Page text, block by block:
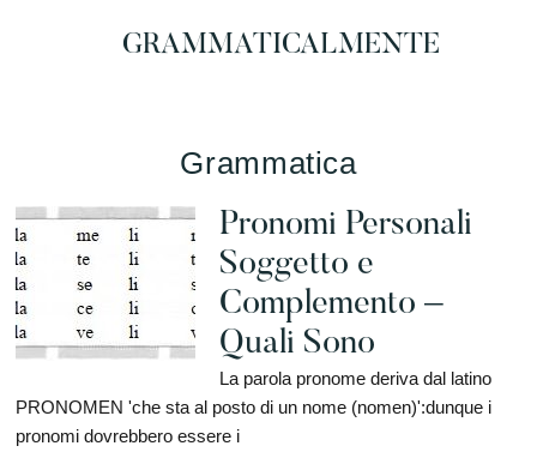
GRAMMATICALMENTE
Grammatica
Pronomi Personali
Soggetto e
Complemento –
Quali Sono
La parola pronome deriva dal latino
PRONOMEN 'che sta al posto di un nome (nomen)':dunque i
pronomi dovrebbero essere i